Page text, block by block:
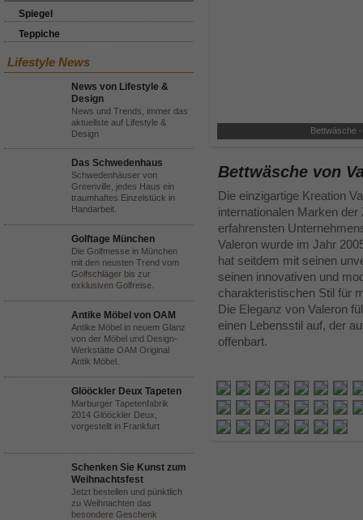
Spiegel
Teppiche
Lifestyle News
News von Lifestyle &
Design
News und Trends, immer das
aktuellste auf Lifestyle &
Design
Das Schwedenhaus
Schwedenhäuser von
Greenville, jedes Haus ein
traumhaftes Einzelstück in
Handarbeit.
Golftage München
Die Golfmesse in München
mit den neusten Trend vom
Golfschläger bis zur
exklusiven Golfreise.
Antike Möbel von OAM
Antike Möbel in neuem Glanz
von der Möbel und Design-
Werkstätte OAM Original
Antik Möbel.
Glööckler Deux Tapeten
Marburger Tapetenfabrik
2014 Glööckler Deux,
vorgestellt in Frankfurt
Schenken Sie Kunst zum
Weihnachtsfest
Jetzt bestellen und pünktlich
zu Weihnachten das
besondere Geschenk
Bettwäsche
Bettwäsche von
Die einzigartige Kreation
internationalen Marken
erfahrensten
Valeron wurde im Jahr
hat seitdem mit seinen
seinen innovativen und
charakteristischen Stil für
Die Eleganz von Valeron
einen Lebensstil auf, der
offenbart.